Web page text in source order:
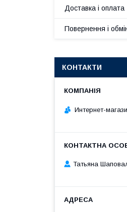
Доставка і оплата
Повернення і
КОНТАКТИ
Интернет-
Татьяна